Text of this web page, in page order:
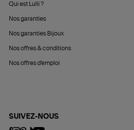
Qui est Lulli ?
Nos garanties
Nos garanties Bijoux
Nos offres & conditions
Nos offres d'emploi
SUIVEZ-NOUS